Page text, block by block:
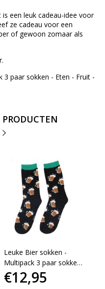
een leuk cadeau-idee voor
ze cadeau voor een
of gewoon zomaar als
3 paar sokken - Eten - Fruit -
PRODUCTEN
Leuke Bier sokken -
Multipack 3 paar sokken
- Bierglazen - Pils - Maat
43-46
€12,95